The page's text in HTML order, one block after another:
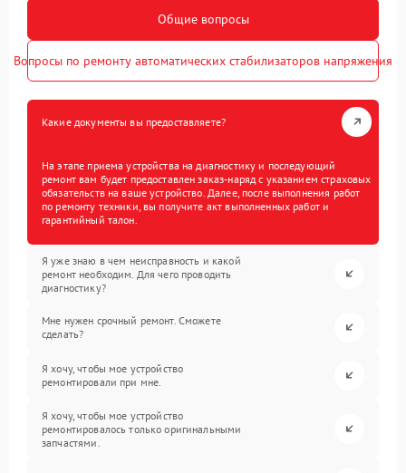
Общие вопросы
Вопросы по ремонту автоматических стабилизаторов напряжения
Какие документы вы предоставляете?
На этапе приема устройства на диагностику и последующий
ремонт вам будет предоставлен заказ-наряд с указанием страховых
обязательств на ваше устройство. Далее, после выполнения работ
по ремонту техники, вы получите акт выполненных работ и
гарантийный талон.
Я уже знаю в чем неисправность и какой
ремонт необходим. Для чего проводить
диагностику?
Мне нужен срочный ремонт. Сможете
сделать?
Я хочу, чтобы мое устройство
ремонтировали при мне.
Я хочу, чтобы мое устройство
ремонтировалось только оригинальными
запчастями.